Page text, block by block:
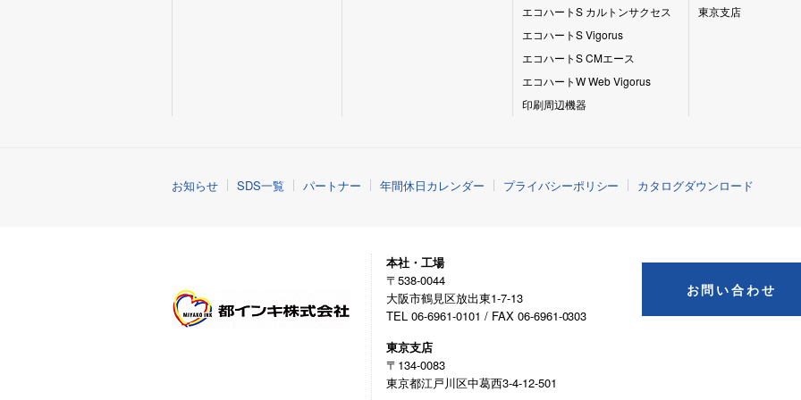
エコハートS カルトンサクセス
エコハートS Vigorus
エコハートS CMエース
エコハートW Web Vigorus
印刷周辺機器
東京支店
お知らせ SDS一覧 パートナー 年間休日カレンダー プライバシーポリシー カタログダウンロード
本社・工場
〒538-0044
大阪市鶴見区放出東1-7-13
TEL 06-6961-0101 / FAX 06-6961-0303
東京支店
〒134-0083
東京都江戸川区中葛西3-4-12-501
お問い合わせ